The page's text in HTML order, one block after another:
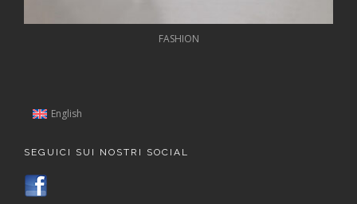
FASHION
English
SEGUICI SUI NOSTRI SOCIAL